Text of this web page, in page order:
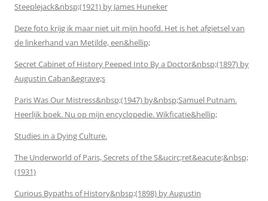
Steeplejack&nbsp;(1921) by James Huneker
Deze foto krijg ik maar niet uit mijn hoofd. Het is het afgietsel van
de linkerhand van Metilde, een&hellip;
Secret Cabinet of History Peeped Into By a Doctor&nbsp;(1897) by
Augustin Caban&egrave;s
Paris Was Our Mistress&nbsp;(1947) by&nbsp;Samuel Putnam.
Heerlijk boek. Nu op mijn encyclopedie. Wikficatie&hellip;
Studies in a Dying Culture.
The Underworld of Paris, Secrets of the S&ucirc;ret&eacute;&nbsp;
(1931)
Curious Bypaths of History&nbsp;(1898) by Augustin